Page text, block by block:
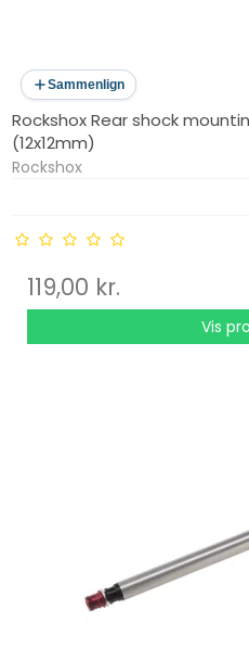
Sammenlign
Rockshox Rear shock
(12x12mm)
Rockshox
119,00 kr.
Vis